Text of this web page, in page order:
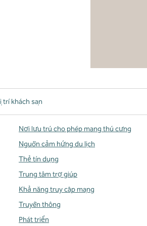
trí khách sạn
Nơi lưu trú cho phép mang thú cưng
Nguồn cảm hứng du lịch
Thẻ tín dụng
Trung tâm trợ giúp
Khả năng truy cập mạng
Truyền thông
Phát triển